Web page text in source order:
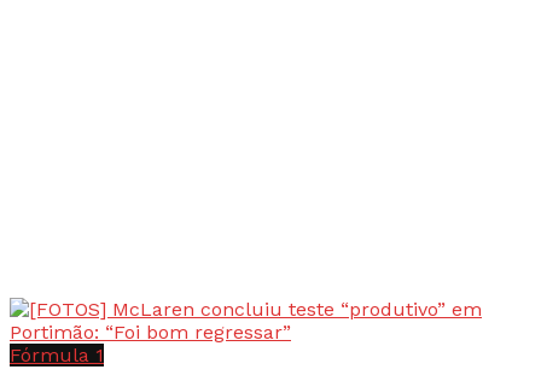
Fórmula 1